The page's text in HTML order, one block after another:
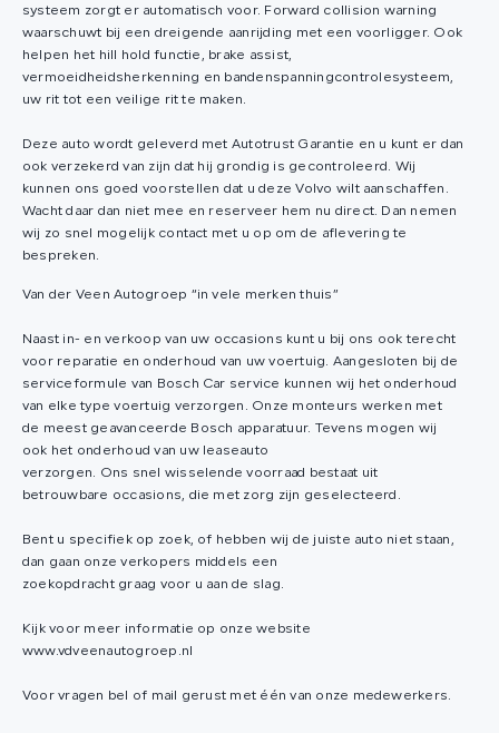
systeem zorgt er automatisch voor. Forward collision warning
waarschuwt bij een dreigende aanrijding met een voorligger. Ook
helpen het hill hold functie, brake assist,
vermoeidheidsherkenning en bandenspanningcontrolesysteem,
uw rit tot een veilige rit te maken.
Deze auto wordt geleverd met Autotrust Garantie en u kunt er dan
ook verzekerd van zijn dat hij grondig is gecontroleerd. Wij
kunnen ons goed voorstellen dat u deze Volvo wilt aanschaffen.
Wacht daar dan niet mee en reserveer hem nu direct. Dan nemen
wij zo snel mogelijk contact met u op om de aflevering te
bespreken.
Van der Veen Autogroep “in vele merken thuis”
Naast in- en verkoop van uw occasions kunt u bij ons ook terecht
voor reparatie en onderhoud van uw voertuig. Aangesloten bij de
serviceformule van Bosch Car service kunnen wij het onderhoud
van elke type voertuig verzorgen. Onze monteurs werken met
de meest geavanceerde Bosch apparatuur. Tevens mogen wij
ook het onderhoud van uw leaseauto
verzorgen. Ons snel wisselende voorraad bestaat uit
betrouwbare occasions, die met zorg zijn geselecteerd.
Bent u specifiek op zoek, of hebben wij de juiste auto niet staan,
dan gaan onze verkopers middels een
zoekopdracht graag voor u aan de slag.
Kijk voor meer informatie op onze website
www.vdveenautogroep.nl
Voor vragen bel of mail gerust met één van onze medewerkers.